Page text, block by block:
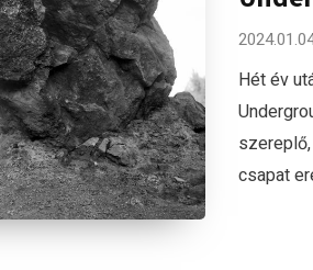
Hét év
csapat